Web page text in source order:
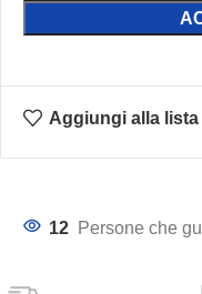
Aggiungi alla
12 Persone che